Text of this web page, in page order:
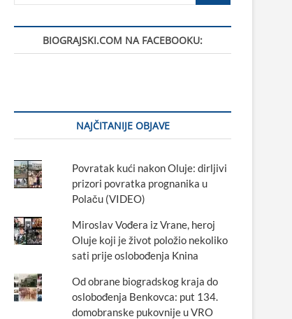
BIOGRAJSKI.COM NA FACEBOOKU:
NAJČITANIJE OBJAVE
Povratak kući nakon Oluje: dirljivi
prizori povratka prognanika u
Polaču (VIDEO)
Miroslav Vođera iz Vrane, heroj
Oluje koji je život položio nekoliko
sati prije oslobođenja Knina
Od obrane biogradskog kraja do
oslobođenja Benkovca: put 134.
domobranske pukovnije u VRO